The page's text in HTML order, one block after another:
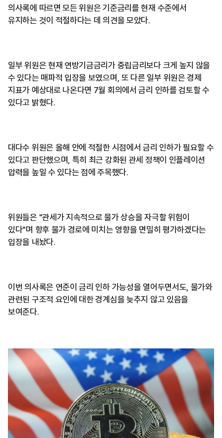
의사록에 따르면 모든 위원은 기준금리를 현재 수준에서
유지하는 것이 적절하다는 데 의견을 모았다.
일부 위원은 현재 연방기금금리가 중립금리보다 크게 높지 않을
수 있다는 매파적 입장을 보였으며, 또 다른 일부 위원은 경제
지표가 예상대로 나온다면 7월 회의에서 금리 인하를 검토할 수
있다고 밝혔다.
대다수 위원은 올해 안에 적절한 시점에서 금리 인하가 필요할 수
있다고 판단했으며, 특히 최근 강화된 관세 정책이 인플레이션
압력을 높일 수 있다는 점에 주목했다.
위원들은 "관세가 지속적으로 물가 상승을 자극할 위험이
있다"며 향후 물가 경로에 미치는 영향을 면밀히 평가하겠다는
입장을 내놨다.
이번 의사록은 연준이 금리 인하 가능성을 열어두면서도, 물가와
관련된 구조적 요인에 대한 경계심을 늦추지 않고 있음을
보여준다.